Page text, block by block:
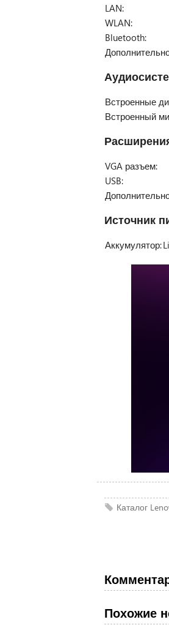
LAN:
WLAN:
Bluetooth:
Встроенные
Встроенный
VGA разъем:
USB:
Источник
Аккумулятор:
Каталог
Похожие